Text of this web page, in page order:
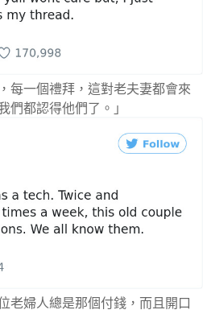
每一個禮拜，這對老夫妻都會來
們都認得他們了。」
老婦人總是那個付錢，而且開口